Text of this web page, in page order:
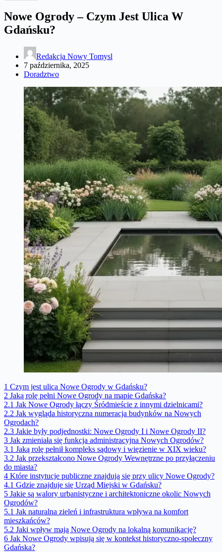
Nowe Ogrody – Czym Jest Ulica W
Gdańsku?
Redakcja Nowy Tomysl
7 października, 2025
Doradztwo
1 Czym jest ulica Nowe Ogrody w Gdańsku?
2 Jaką rolę pełni Nowe Ogrody na mapie Gdańska?
2.1 Jak Nowe Ogrody łączy Śródmieście z innymi dzielnicami?
2.2 Jak wygląda historyczna numeracja budynków na Nowych
Ogrodach?
2.3 Jakie były podjednostki: Nowe Ogrody I i Nowe Ogrody II?
3 Jak zmieniała się funkcja administracyjna Nowych Ogrodów?
3.1 Jaką rolę pełnił kompleks sądowy i więzienie w XIX wieku?
3.2 Jak przekształcono Nowe Ogrody Wewnętrzne po przyłączeniu
do miasta?
4 Które instytucje publiczne znajdują się przy ulicy Nowe Ogrody?
4.1 Gdzie znajduje się Urząd Miejski w Gdańsku?
5 Jakie są walory urbanistyczne i architektoniczne okolic Nowych
Ogrodów?
5.1 Jak naturalna zieleń i infrastruktura wpływa na komfort
mieszkańców?
5.2 Jaki wpływ mają Nowe Ogrody na lokalną komunikację?
6 Jak Nowe Ogrody wpisują się w kontekst historyczno-społeczny
Gdańska?